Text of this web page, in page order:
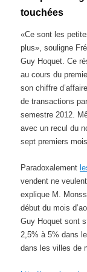
touchées
«Ce sont les
plus», souligne
Guy Hoquet. Ce
au cours du
son chiffre
de transactions
semestre 2012.
avec un recul du
sept premiers
Paradoxalement
vendent ne
explique M.
début du mois
Guy Hoquet sont
2,5% à 5% dans
dans les villes de